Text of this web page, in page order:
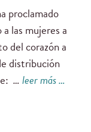
proclamado
las mujeres a
del corazón a
distribución
…leer más …